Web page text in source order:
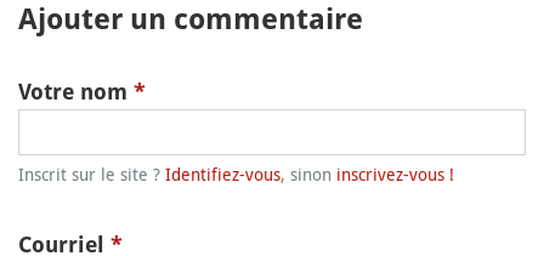
Ajouter un commentaire
Votre nom *
Inscrit sur le site ? Identifiez-vous, sinon inscrivez-vous !
Courriel *